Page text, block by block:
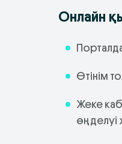
Онлайн
Өтінім
Жеке
өңделуі